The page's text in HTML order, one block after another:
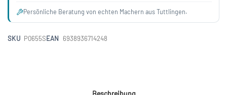
Persönliche Beratung von echten Machern aus Tuttlingen.
SKU P0655SEAN 6938936714248